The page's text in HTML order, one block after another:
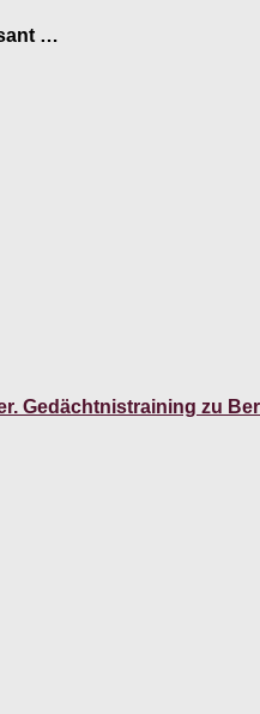
…
Gedächtnistraining zu